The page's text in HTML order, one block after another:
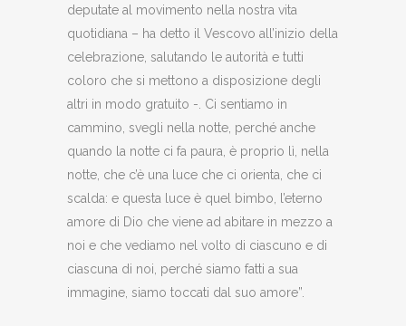
deputate al movimento nella nostra vita
quotidiana – ha detto il Vescovo all’inizio della
celebrazione, salutando le autorità e tutti
coloro che si mettono a disposizione degli
altri in modo gratuito -. Ci sentiamo in
cammino, svegli nella notte, perché anche
quando la notte ci fa paura, è proprio lì, nella
notte, che c’è una luce che ci orienta, che ci
scalda: e questa luce è quel bimbo, l’eterno
amore di Dio che viene ad abitare in mezzo a
noi e che vediamo nel volto di ciascuno e di
ciascuna di noi, perché siamo fatti a sua
immagine, siamo toccati dal suo amore”.